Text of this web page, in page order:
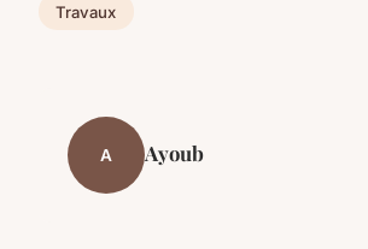
Travaux
A Ayoub